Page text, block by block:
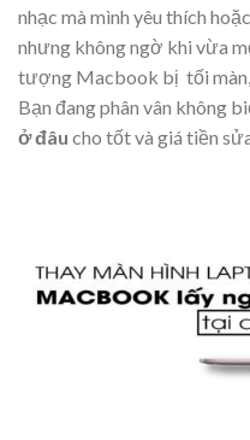
nhạc mà mình yêu thích
nhưng không ngờ khi vừa
tượng Macbook bị tối màn,
Bạn đang phân vân không
ở đâu cho tốt và giá tiền